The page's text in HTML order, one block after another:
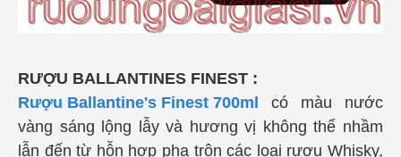
RƯỢU BALLANTINES FINEST :
Rượu Ballantine's Finest 700ml
có màu nước
vàng sáng lộng lẫy và hương vị không thể nhầm
lẫn đến từ hỗn hợp pha trộn các loại rượu Whisky,